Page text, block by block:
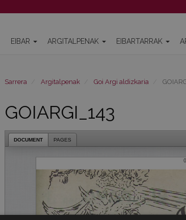
EIBAR ARGITALPENAK EIBARTARRAK
Sarrera Argitalpenak Goi Argi aldizkaria
GOIARGI_143
DOCUMENT PAGES